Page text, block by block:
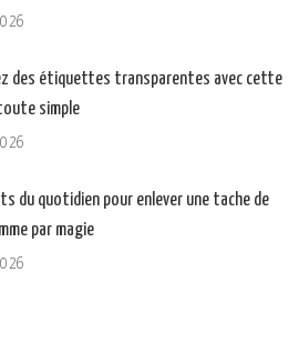
des étiquettes transparentes avec cette
simple
du quotidien pour enlever une tache de
par magie